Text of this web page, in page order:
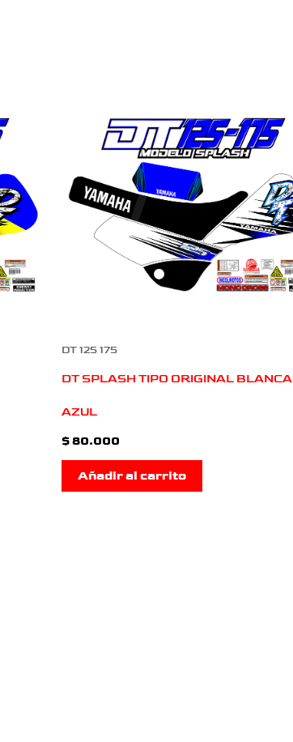
DT 125 175
DT SPLASH TIPO ORIGINAL BLANCA
AZUL
$80.000
Añadir al carrito